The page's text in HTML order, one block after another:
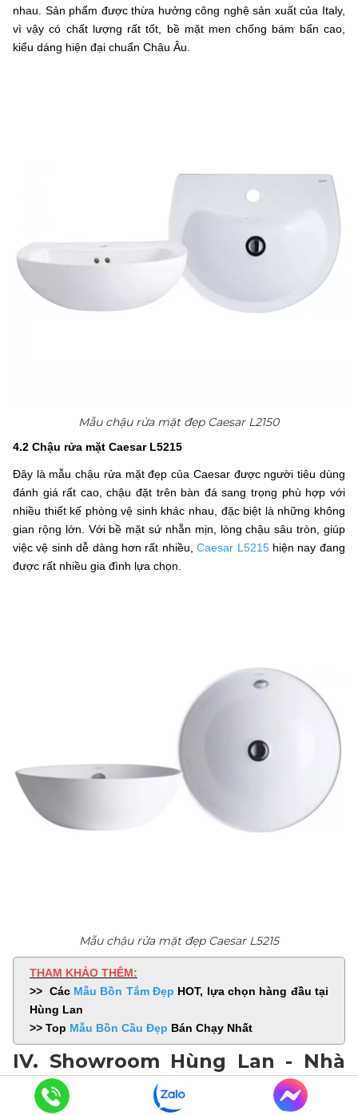
nhau. Sản phẩm được thừa hưởng công nghệ sản xuất của Italy,
vì vậy có chất lượng rất tốt, bề mặt men chống bám bẩn cao,
kiểu dáng hiện đại chuẩn Châu Âu.
Mẫu chậu rửa mặt đẹp Caesar L2150
4.2 Chậu rửa mặt Caesar L5215
Đây là mẫu chậu rửa mặt đẹp của Caesar được người tiêu dùng
đánh giá rất cao, chậu đặt trên bàn đá sang trọng phù hợp với
nhiều thiết kế phòng vệ sinh khác nhau, đặc biệt là những không
gian rộng lớn. Với bề mặt sứ nhẵn mịn, lòng chậu sâu tròn, giúp
việc vệ sinh dễ dàng hơn rất nhiều,Caesar L5215hiện nay đang
được rất nhiều gia đình lựa chọn.
Mẫu chậu rửa mặt đẹp Caesar L5215
THAM KHẢO THÊM:
>> Các Mẫu Bồn Tắm Đẹp HOT, lựa chọn hàng đầu tại
Hùng Lan
>> Top Mẫu Bồn Cầu Đẹp Bán Chạy Nhất
IV. Showroom Hùng Lan - Nhà
cung cấp mẫu chậu rửa mặt đẹp